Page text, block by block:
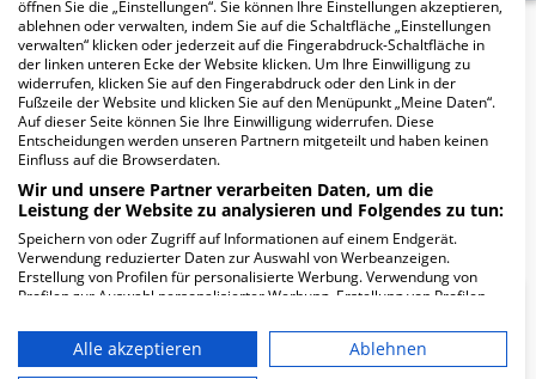
Herzlich Willkommen
MVZ Chirurgie Dr. Dusan Celar Dr.Josef Degel in der
Mainzer Landstr. 191 ist ein medizinisches
Versorgungszentrum in Frankfurt.
Mehr Informationen
öffnen Sie die „Einstellungen“. Sie können Ihre Einstellungen akzeptieren,
ablehnen oder verwalten, indem Sie auf die Schaltfläche „Einstellungen
verwalten“ klicken oder jederzeit auf die Fingerabdruck-Schaltfläche in
der linken unteren Ecke der Website klicken. Um Ihre Einwilligung zu
widerrufen, klicken Sie auf den Fingerabdruck oder den Link in der
Fußzeile der Website und klicken Sie auf den Menüpunkt „Meine Daten“.
Auf dieser Seite können Sie Ihre Einwilligung widerrufen. Diese
Entscheidungen werden unseren Partnern mitgeteilt und haben keinen
Einfluss auf die Browserdaten.
Wir und unsere Partner verarbeiten Daten, um die
Leistung der Website zu analysieren und Folgendes zu tun:
Speichern von oder Zugriff auf Informationen auf einem Endgerät.
Verwendung reduzierter Daten zur Auswahl von Werbeanzeigen.
Erstellung von Profilen für personalisierte Werbung. Verwendung von
Profilen zur Auswahl personalisierter Werbung. Erstellung von Profilen
personalisierter Inhalte. Messung der Werbeleistung. Messung der
Performance von Inhalten. Analyse von Zielgruppen durch Statistiken
oder Kombinationen von Daten aus verschiedenen Quellen. Entwicklung
Alle akzeptieren
Ablehnen